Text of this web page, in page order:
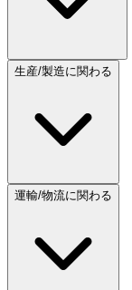
生産/製造に関わる
運輸/物流に関わる